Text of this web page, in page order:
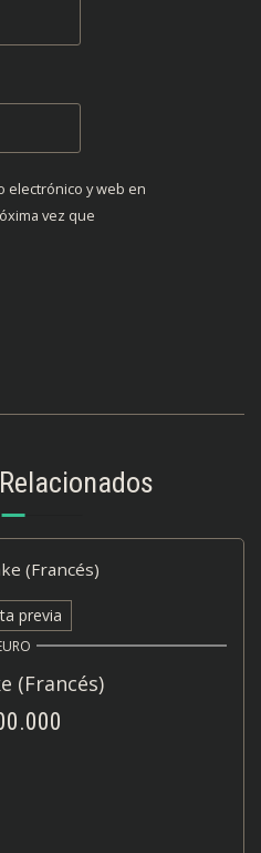
electrónico y web en
vez que
previa
(Francés)